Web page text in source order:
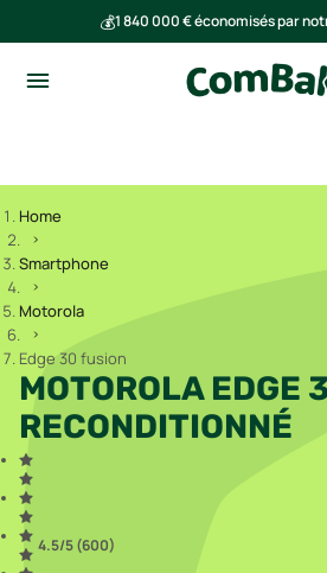
💰1 840 000 € économisés par
Home
Smartphone
Motorola
Edge 30 fusion
MOTOROLA EDGE
RECONDITIONNÉ
4.5/5 (600)